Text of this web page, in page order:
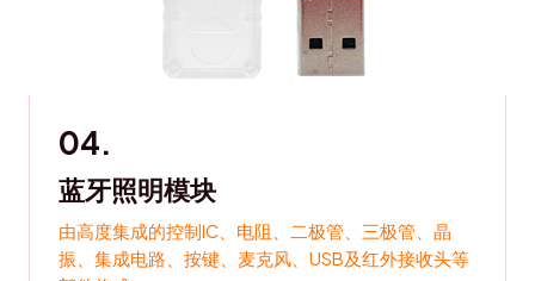
04.
蓝牙照明模块
由高度集成的控制IC、电阻、二极管、三极管、晶
振、集成电路、按键、麦克风、USB及红外接收头等